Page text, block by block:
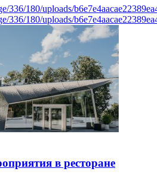
336/180/uploads/
336/180/uploads/
в ресторане